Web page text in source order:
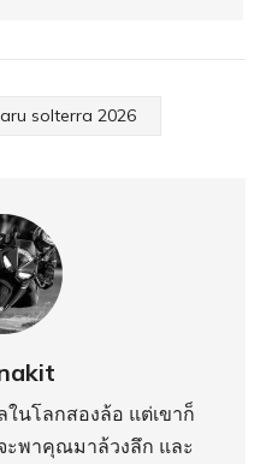
solterra 2026
นโลกสองล้อ แต่เขาก็
ะพาคุณมาล้วงลึก และ